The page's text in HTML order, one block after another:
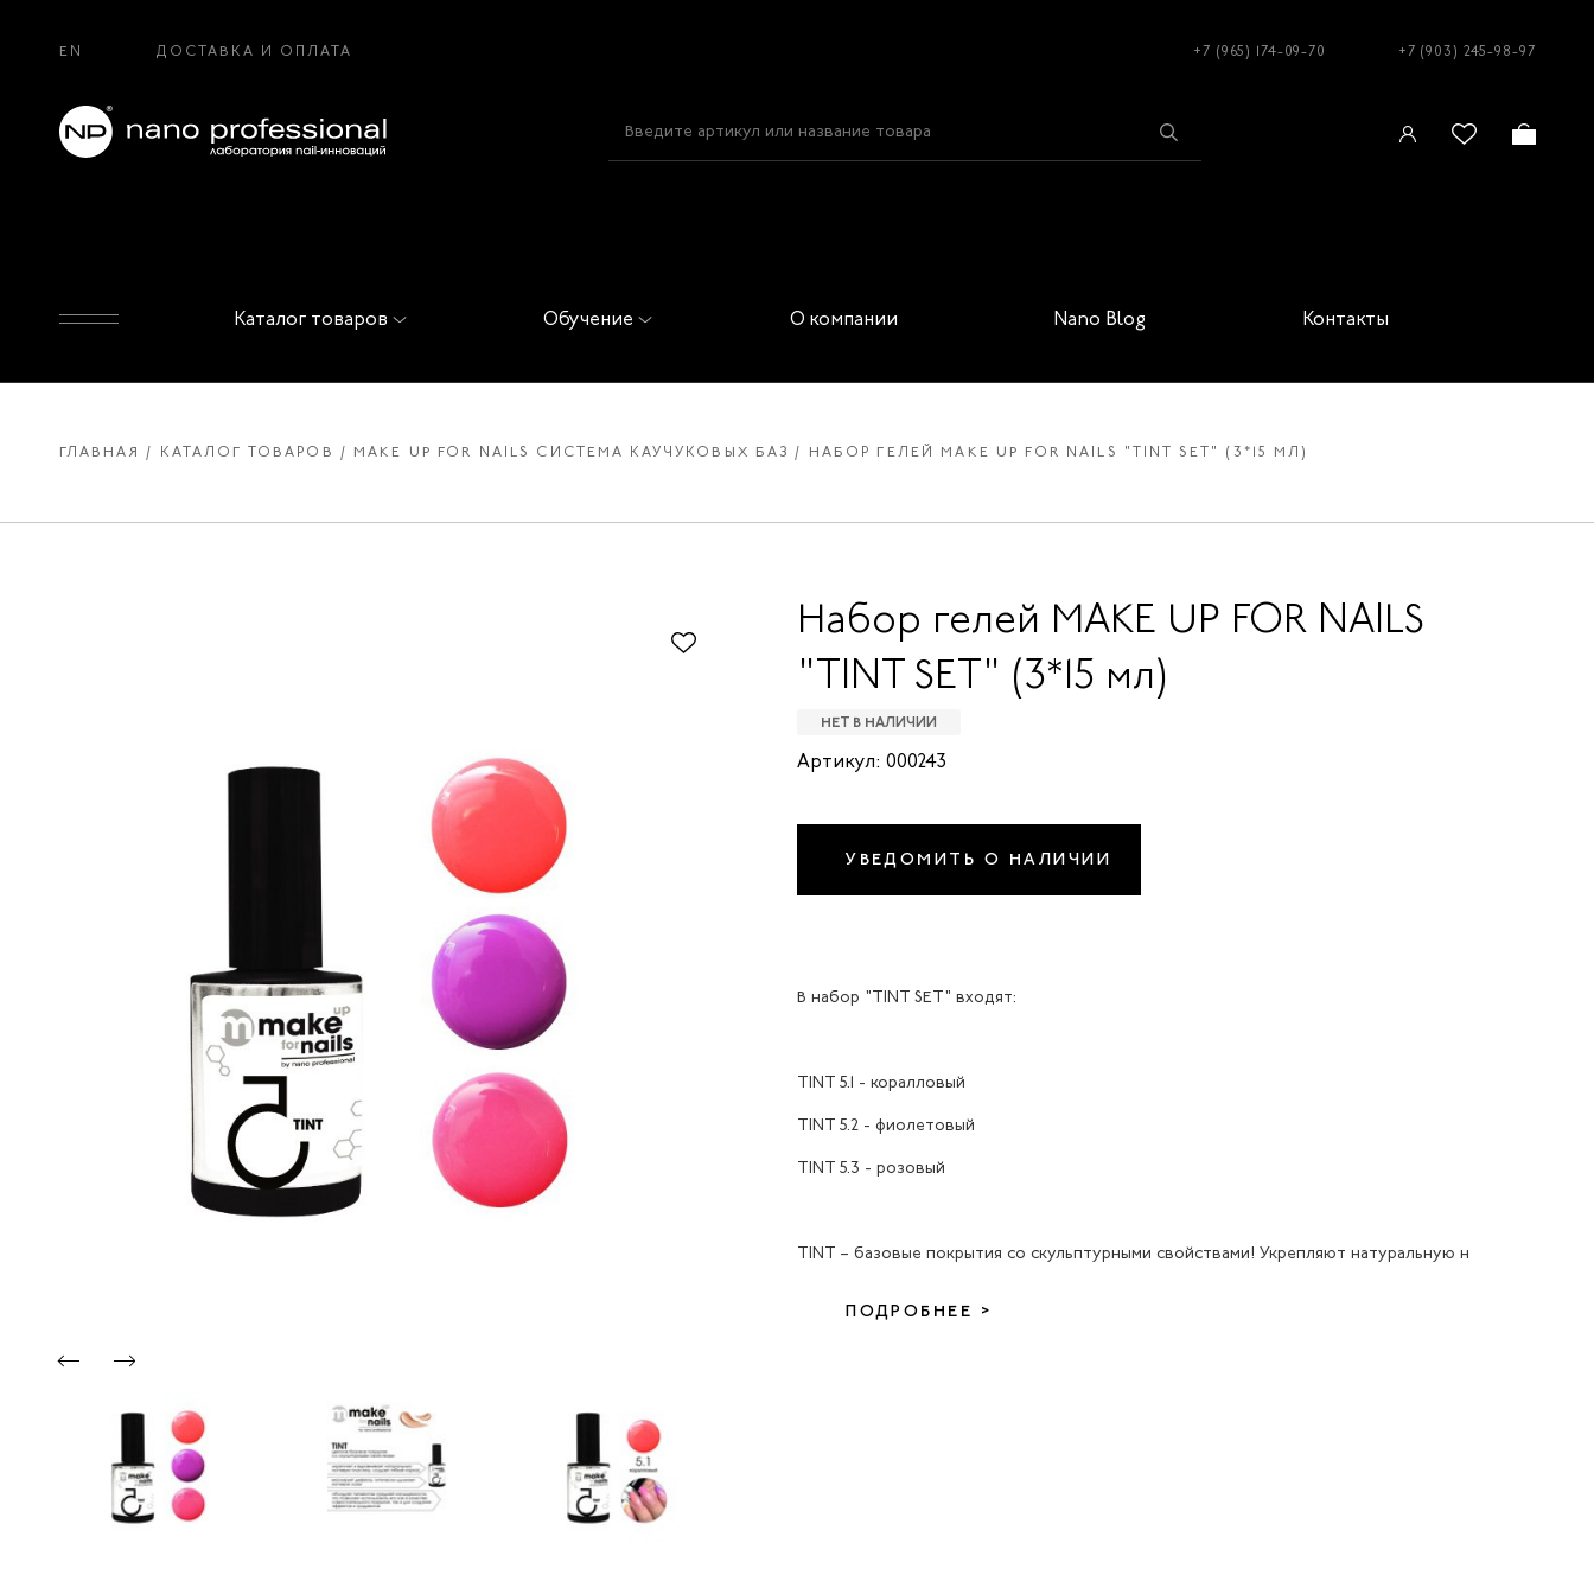
EN ДОСТАВКА И ОПЛАТА +7 (965) 174-09-70 +7 (903) 245-98-97
Каталог товаров Обучение О компании Nano Blog Контакты
ГЛАВНАЯ КАТАЛОГ ТОВАРОВ MAKE UP FOR NAILS СИСТЕМА КАУЧУКОВЫХ БАЗ НАБОР ГЕЛЕЙ MAKE UP FOR NAILS "TINT SET" (3*15 МЛ)
Набор гелей MAKE UP FOR NAILS
"TINT SET" (3*15 мл)
НЕТ В НАЛИЧИИ
Артикул: 000243
УВЕДОМИТЬ О НАЛИЧИИ
В набор "TINT SET" входят:
TINT 5.1 - коралловый
TINT 5.2 - фиолетовый
TINT 5.3 - розовый
TINT – базовые покрытия со скульптурными свойствами! Укрепляют натуральную н
ПОДРОБНЕЕ >